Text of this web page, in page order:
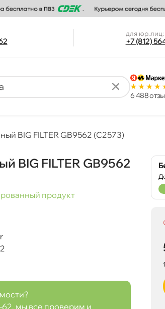
для юр.лиц:
+7 (812)
6 488
BIG FILTER GB9562 (C2573)
BIG FILTER GB9562
продукт
62, мы все проверим и